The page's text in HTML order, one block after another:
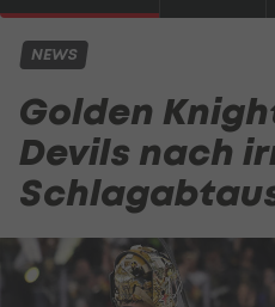
NEWS
Golden
Devils nach